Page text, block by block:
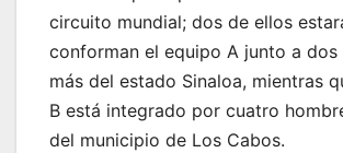
circuito mundial; dos de ellos
conforman el equipo A junto a dos
más del estado Sinaloa, mientras
B está integrado por cuatro
del municipio de Los Cabos.